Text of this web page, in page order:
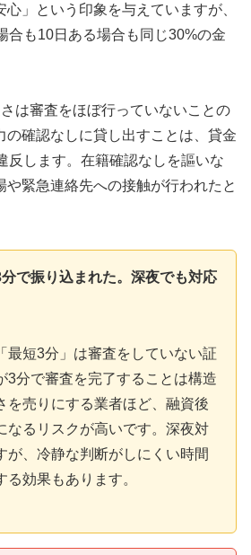
心」という印象を与えていますが、
合も10日ある場合も同じ30%の金
さは審査をほぼ行っていないことの
の確認なしに貸し出すことは、貸金
反します。在籍確認なしを謳いな
や緊急連絡先への接触が行われたと
分で振り込まれた。深夜でも対応
「最短3分」は審査をしていない証
3分で審査を完了することは構造
を売りにする業者ほど、融資後
なるリスクが高いです。深夜対
が、冷静な判断がしにくい時間
効果もあります。